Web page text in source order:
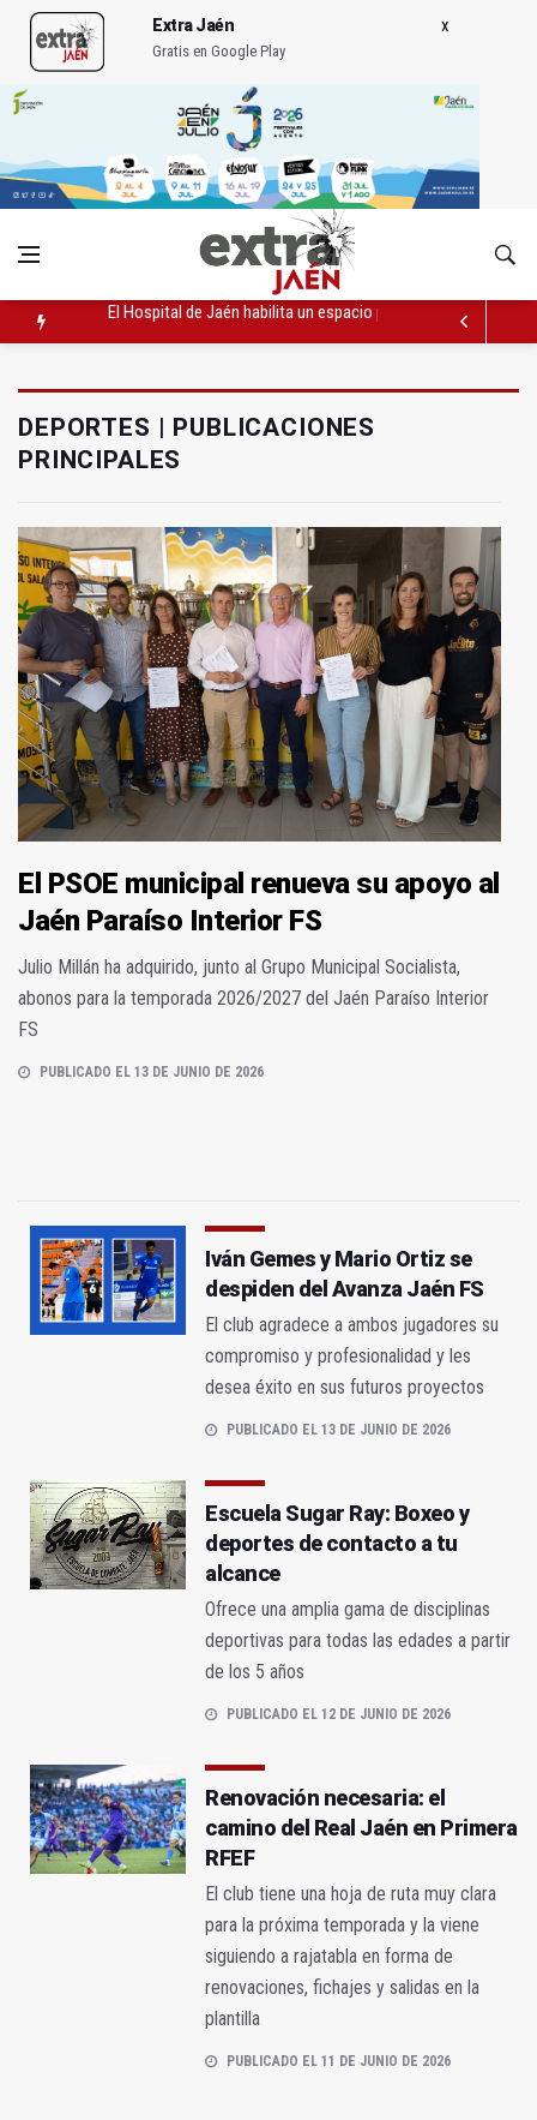
Extra Jaén
Gratis en Google Play
Turjaén exige rectificar al alcalde de Sevilla por
DEPORTES | PUBLICACIONES
PRINCIPALES
El PSOE municipal renueva su apoyo al
Jaén Paraíso Interior FS
Julio Millán ha adquirido, junto al Grupo Municipal Socialista,
abonos para la temporada 2026/2027 del Jaén Paraíso Interior
FS
PUBLICADO EL 13 DE JUNIO DE 2026
Iván Gemes y Mario Ortiz se
despiden del Avanza Jaén FS
El club agradece a ambos jugadores su
compromiso y profesionalidad y les
desea éxito en sus futuros proyectos
PUBLICADO EL 13 DE JUNIO DE 2026
Escuela Sugar Ray: Boxeo y
deportes de contacto a tu
alcance
Ofrece una amplia gama de disciplinas
deportivas para todas las edades a partir
de los 5 años
PUBLICADO EL 12 DE JUNIO DE 2026
Renovación necesaria: el
camino del Real Jaén en Primera
RFEF
El club tiene una hoja de ruta muy clara
para la próxima temporada y la viene
siguiendo a rajatabla en forma de
renovaciones, fichajes y salidas en la
plantilla
PUBLICADO EL 11 DE JUNIO DE 2026